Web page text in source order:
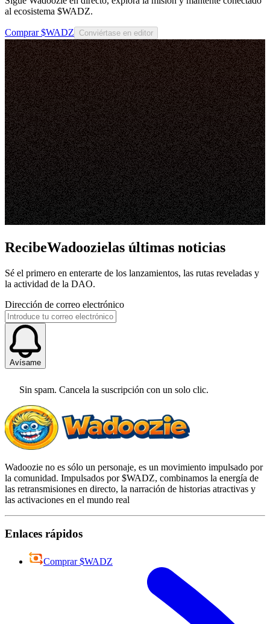
al ecosistema $WADZ.
Comprar $WADZ Conviértase en editor
RecibeWadoozielas últimas noticias
Sé el primero en enterarte de los lanzamientos, las rutas reveladas y
la actividad de la DAO.
Dirección de correo electrónico
Avísame
Sin spam. Cancela la suscripción con un solo clic.
Wadoozie no es sólo un personaje, es un movimiento impulsado por
la comunidad. Impulsados por $WADZ, combinamos la energía de
las retransmisiones en directo, la narración de historias atractivas y
las activaciones en el mundo real
Enlaces rápidos
Comprar $WADZ